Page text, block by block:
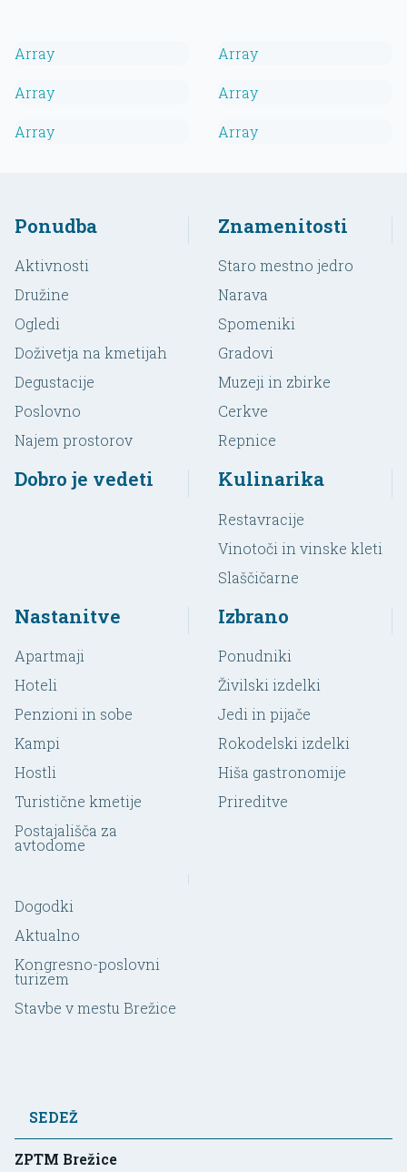
Array Array
Array Array
Array Array
Ponudba
Aktivnosti
Družine
Ogledi
Doživetja na kmetijah
Degustacije
Poslovno
Najem prostorov
Znamenitosti
Staro mestno jedro
Narava
Spomeniki
Gradovi
Muzeji in zbirke
Cerkve
Repnice
Dobro je vedeti Kulinarika
Restavracije
Vinotoči in vinske kleti
Slaščičarne
Nastanitve
Apartmaji
Hoteli
Penzioni in sobe
Kampi
Hostli
Turistične kmetije
Postajališča za
avtodome
Izbrano
Ponudniki
Živilski izdelki
Jedi in pijače
Rokodelski izdelki
Hiša gastronomije
Prireditve
Dogodki
Aktualno
Kongresno-poslovni
turizem
Stavbe v mestu Brežice
SEDEŽ
ZPTM Brežice